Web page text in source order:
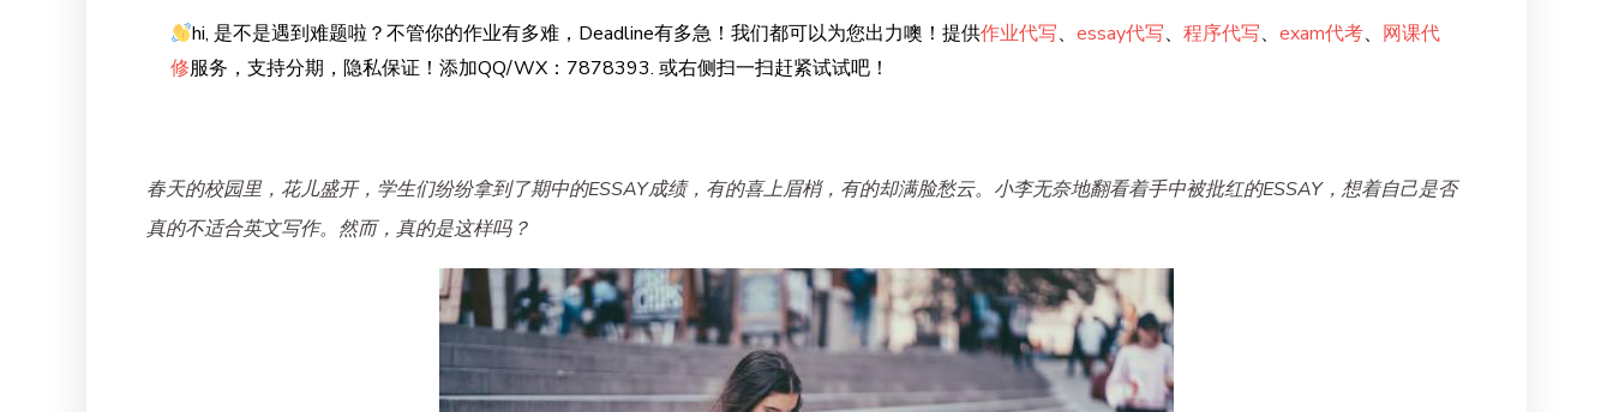
hi, 是不是遇到难题啦？不管你的作业有多难，Deadline有多急！我们都可以为您出力噢！提供作业代写、essay代写、程序代写、exam代考、 网课代
修服务，支持分期，隐私保证！添加QQ/WX：7878393. 或右侧扫一扫赶紧试试吧！
春天的校园里，花儿盛开，学生们纷纷拿到了期中的ESSAY成绩，有的喜上眉梢，有的却满脸愁云。小李无奈地翻看着手中被批红的ESSAY，想着自己是否
真的不适合英文写作。然而，真的是这样吗？